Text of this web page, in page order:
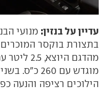
עדיין על בנזין:
בתצורת בוקסר
מוגדש עם
הילוכים רציפה והנעה